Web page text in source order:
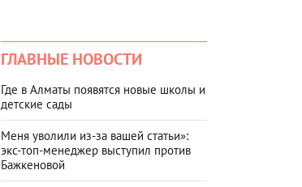
ГЛАВНЫЕ НОВОСТИ
Где в Алматы появятся новые школы и
детские сады
Меня уволили из-за вашей статьи»:
экс-топ-менеджер выступил против
Бажкеновой